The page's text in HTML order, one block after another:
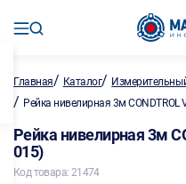
Главная/ Каталог/
/ Рейка нивелирная 3м CONDTROL
Рейка нивелирная 3м
015)
Код товара: 21474